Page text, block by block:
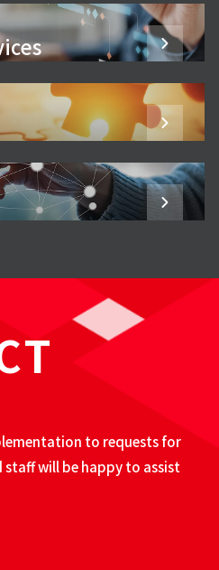
to requests for
will be happy to assist